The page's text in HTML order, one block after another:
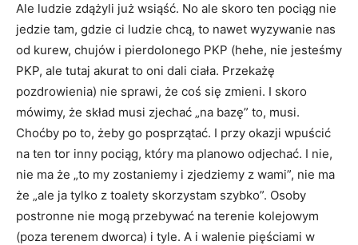
Ale ludzie zdążyli już wsiąść. No ale skoro ten pociąg nie
jedzie tam, gdzie ci ludzie chcą, to nawet wyzywanie nas
od kurew, chujów i pierdolonego PKP (hehe, nie jesteśmy
PKP, ale tutaj akurat to oni dali ciała. Przekażę
pozdrowienia) nie sprawi, że coś się zmieni. I skoro
mówimy, że skład musi zjechać „na bazę” to, musi.
Choćby po to, żeby go posprzątać. I przy okazji wpuścić
na ten tor inny pociąg, który ma planowo odjechać. I nie,
nie ma że „to my zostaniemy i zjedziemy z wami”, nie ma
że „ale ja tylko z toalety skorzystam szybko”. Osoby
postronne nie mogą przebywać na terenie kolejowym
(poza terenem dworca) i tyle. A i walenie pięściami w